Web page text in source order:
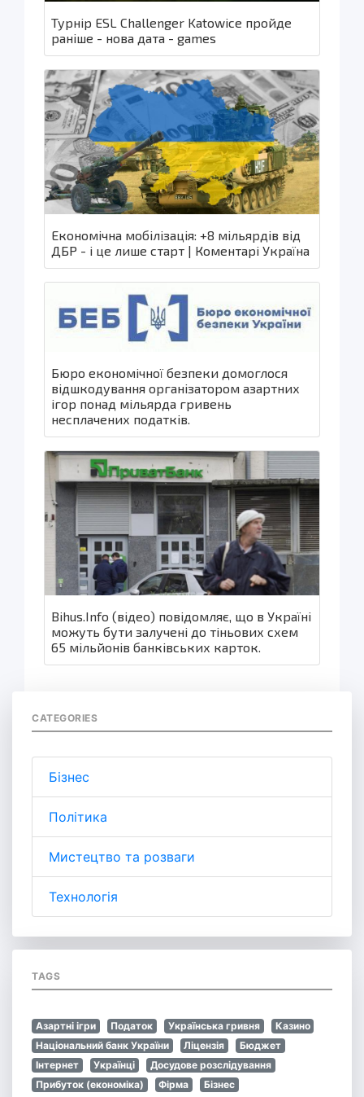
Турнір ESL Challenger Katowice пройде
раніше - нова дата - games
Економічна мобілізація: +8 мільярдів від
ДБР - і це лише старт | Коментарі Україна
Бюро економічної безпеки домоглося
відшкодування організатором азартних
ігор понад мільярда гривень
несплачених податків.
Bihus.Info (відео) повідомляє, що в Україні
можуть бути залучені до тіньових схем
65 мільйонів банківських карток.
CATEGORIES
Бізнес
Політика
Мистецтво та розваги
Технологія
TAGS
Азартні ігри Податок Українська гривня
Казино
Національний банк України
Ліцензія
Бюджет
Інтернет
Українці
Досудове розслідування
Прибуток (економіка)
Фірма
Бізнес